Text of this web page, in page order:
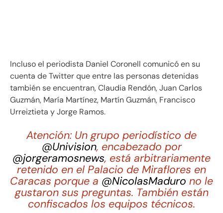
Incluso el periodista Daniel Coronell comunicó en su
cuenta de Twitter que entre las personas detenidas
también se encuentran, Claudia Rendón, Juan Carlos
Guzmán, María Martínez, Martín Guzmán, Francisco
Urreiztieta y Jorge Ramos.
Atención: Un grupo periodístico de
@Univision, encabezado por
@jorgeramosnews, está arbitrariamente
retenido en el Palacio de Miraflores en
Caracas porque a @NicolasMaduro no le
gustaron sus preguntas. También están
confiscados los equipos técnicos.